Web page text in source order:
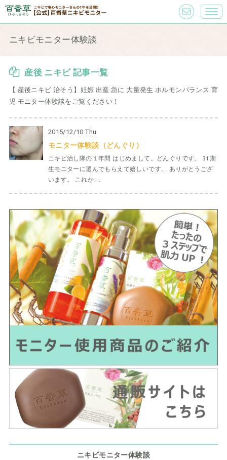
ニキビモニター体験談
産後 ニキビ 記事一覧
【 産後ニキビ 治そう】妊娠 出産 急に 大量発生 ホルモンバランス 育
児 モニター体験談をご覧ください！
2015/12/10 Thu
モニター体験談（どんぐり）
ニキビ治し隊の１年間 はじめまして。どんぐりです。 31期
生モニターに選んでもらえて嬉しいです。 ありがとうござ
います。 これか ...
ニキビモニター体験談